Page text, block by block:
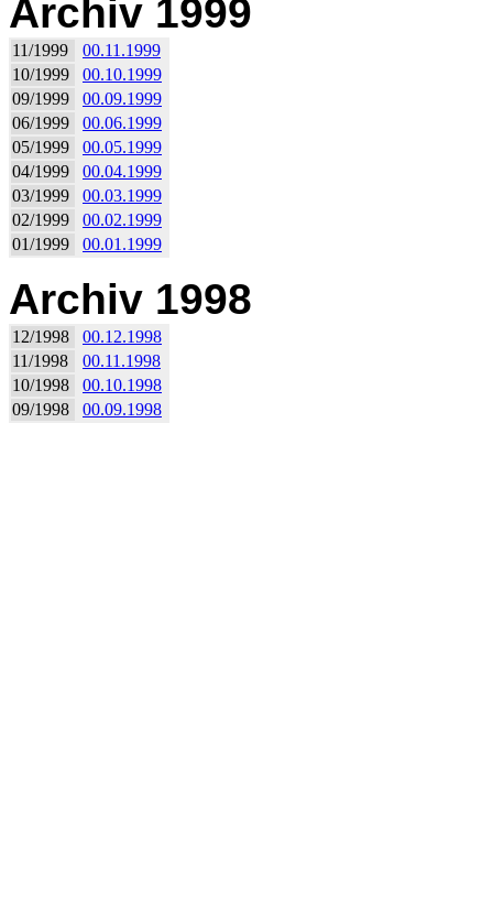
Archiv 1999
11/1999
00.11.1999
10/1999
00.10.1999
09/1999
00.09.1999
06/1999
00.06.1999
05/1999
00.05.1999
04/1999
00.04.1999
03/1999
00.03.1999
02/1999
00.02.1999
01/1999
00.01.1999
Archiv 1998
12/1998
00.12.1998
11/1998
00.11.1998
10/1998
00.10.1998
09/1998
00.09.1998